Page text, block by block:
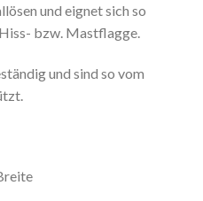
und eignet sich so
bzw. Mastflagge.
und sind so vom